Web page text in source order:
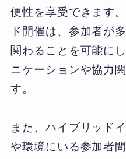
便性を享受できます
ド開催は、参加者が
関わることを可能に
ニケーションや協力
す。
また、ハイブリッド
や環境にいる参加者